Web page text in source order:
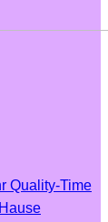
Quality-Time